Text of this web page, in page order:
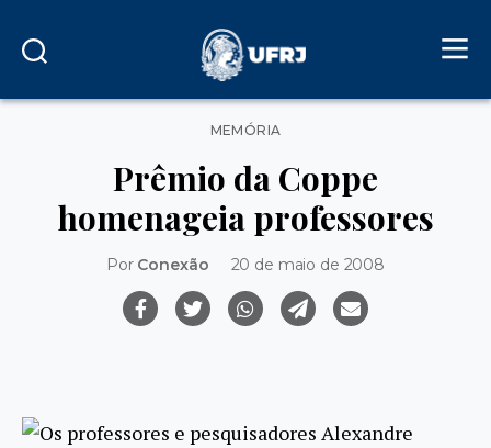
Categorias
MEMÓRIA
Prêmio da Coppe
homenageia professores
Por Conexão 20 de maio de 2008
Os professores e pesquisadores Alexandre